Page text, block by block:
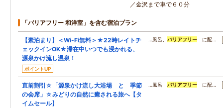
／金沢まで車で６０分
「バリアフリー 和洋室」を含む宿泊プラン
【素泊まり】＜Wi-Fi無料＞★22時レイトチ
ェックインOK★滞在中いつでも浸かれる、
源泉かけ流し温泉！
ポイントUP
…風呂、 バリアフリー に配…
直前割引☆「源泉かけ流し大浴場 と 季節
の会席」☆みどりの自然に癒される旅へ【タ
イムセール】
…風呂 バリアフリー に配…